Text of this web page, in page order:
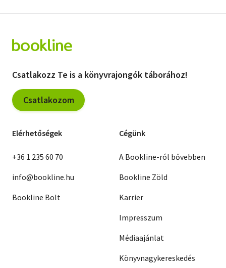
Csatlakozz Te is a könyvrajongók táborához!
Csatlakozom
Elérhetőségek
+36 1 235 60 70
info@bookline.hu
Bookline Bolt
Cégünk
A Bookline-ról bővebben
Bookline Zöld
Karrier
Impresszum
Médiaajánlat
Könyvnagykereskedés